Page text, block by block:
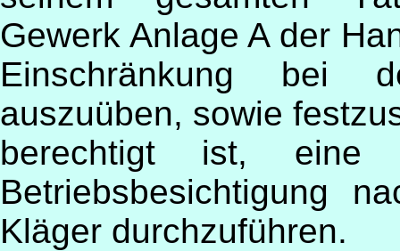
Gewerk Anlage A der
Einschränkung bei
auszuüben, sowie
berechtigt ist, eine
Betriebsbesichtigung
Kläger durchzuführen.